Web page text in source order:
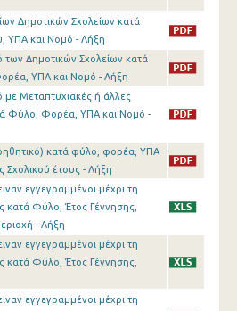
Δημοτικών Σχολείων κατά
ΥΠΑ και Νομό - Λήξη
των Δημοτικών Σχολείων κατά
ΥΠΑ και Νομό - Λήξη
με Μεταπτυχιακές ή άλλες
Φύλο, Φορέα, ΥΠΑ και Νομό -
κατά φύλο, φορέα, ΥΠΑ
Σχολικού έτους - Λήξη
εγγεγραμμένοι μέχρι τη
κατά Φύλο, Έτος Γέννησης,
- Λήξη
εγγεγραμμένοι μέχρι τη
κατά Φύλο, Έτος Γέννησης,
εγγεγραμμένοι μέχρι τη